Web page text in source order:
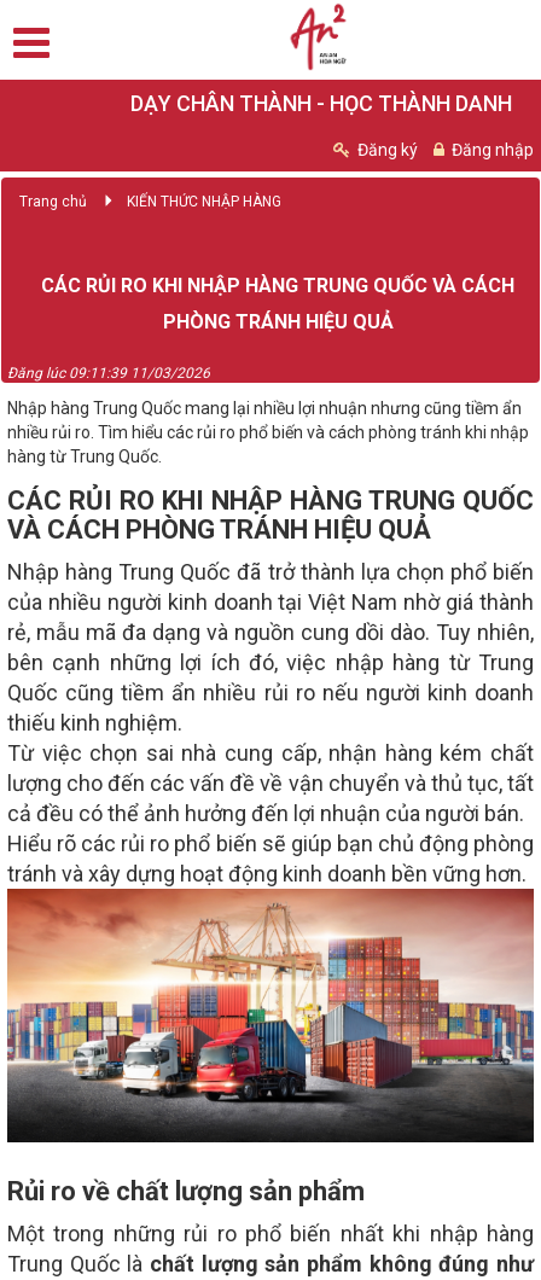
DẠY CHÂN THÀNH - HỌC THÀNH DANH
Đăng ký Đăng nhập
Trang chủ KIẾN THỨC NHẬP HÀNG
CÁC RỦI RO KHI NHẬP HÀNG TRUNG QUỐC VÀ CÁCH
PHÒNG TRÁNH HIỆU QUẢ
Đăng lúc 09:11:39 11/03/2026
Nhập hàng Trung Quốc mang lại nhiều lợi nhuận nhưng cũng tiềm ẩn
nhiều rủi ro. Tìm hiểu các rủi ro phổ biến và cách phòng tránh khi nhập
hàng từ Trung Quốc.
CÁC RỦI RO KHI NHẬP HÀNG TRUNG QUỐC
VÀ CÁCH PHÒNG TRÁNH HIỆU QUẢ
Nhập hàng Trung Quốc đã trở thành lựa chọn phổ biến
của nhiều người kinh doanh tại Việt Nam nhờ giá thành
rẻ, mẫu mã đa dạng và nguồn cung dồi dào. Tuy nhiên,
bên cạnh những lợi ích đó, việc nhập hàng từ Trung
Quốc cũng tiềm ẩn nhiều rủi ro nếu người kinh doanh
thiếu kinh nghiệm.
Từ việc chọn sai nhà cung cấp, nhận hàng kém chất
lượng cho đến các vấn đề về vận chuyển và thủ tục, tất
cả đều có thể ảnh hưởng đến lợi nhuận của người bán.
Hiểu rõ các rủi ro phổ biến sẽ giúp bạn chủ động phòng
tránh và xây dựng hoạt động kinh doanh bền vững hơn.
Rủi ro về chất lượng sản phẩm
Một trong những rủi ro phổ biến nhất khi nhập hàng
Trung Quốc là chất lượng sản phẩm không đúng như